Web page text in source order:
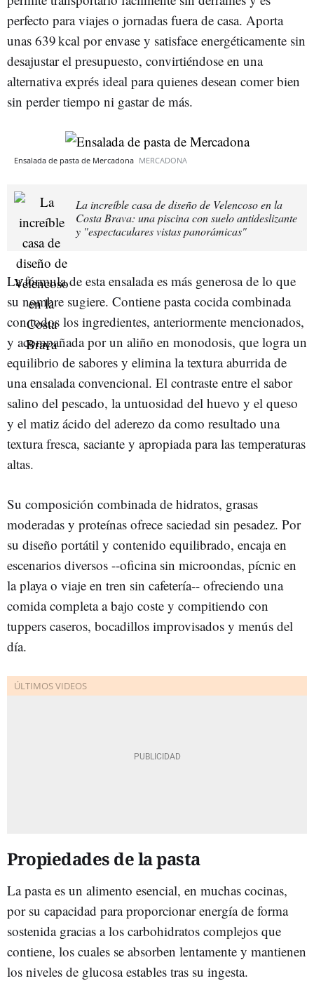
perfecto para viajes o jornadas fuera de casa. Aporta
unas 639 kcal por envase y satisface energéticamente sin
desajustar el presupuesto, convirtiéndose en una
alternativa exprés ideal para quienes desean comer bien
sin perder tiempo ni gastar de más.
Ensalada de pasta de Mercadona MERCADONA
La increíble casa de diseño de Velencoso en la
Costa Brava: una piscina con suelo antideslizante
y "espectaculares vistas panorámicas"
La fórmula de esta ensalada es más generosa de lo que
su nombre sugiere. Contiene pasta cocida combinada
con todos los ingredientes, anteriormente mencionados,
y acompañada por un aliño en monodosis, que logra un
equilibrio de sabores y elimina la textura aburrida de
una ensalada convencional. El contraste entre el sabor
salino del pescado, la untuosidad del huevo y el queso
y el matiz ácido del aderezo da como resultado una
textura fresca, saciante y apropiada para las temperaturas
altas.
Su composición combinada de hidratos, grasas
moderadas y proteínas ofrece saciedad sin pesadez. Por
su diseño portátil y contenido equilibrado, encaja en
escenarios diversos --oficina sin microondas, pícnic en
la playa o viaje en tren sin cafetería-- ofreciendo una
comida completa a bajo coste y compitiendo con
tuppers caseros, bocadillos improvisados y menús del
día.
Propiedades de la pasta
La pasta es un alimento esencial, en muchas cocinas,
por su capacidad para proporcionar energía de forma
sostenida gracias a los carbohidratos complejos que
contiene, los cuales se absorben lentamente y mantienen
los niveles de glucosa estables tras su ingesta⁠.